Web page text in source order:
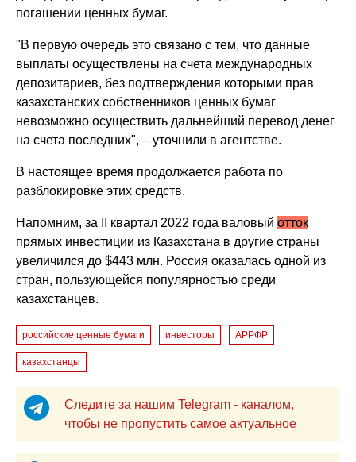
погашении ценных бумаг.
"В первую очередь это связано с тем, что данные
выплаты осуществлены на счета международных
депозитариев, без подтверждения которыми прав
казахстанских собственников ценных бумаг
невозможно осуществить дальнейший перевод денег
на счета последних", – уточнили в агентстве.
В настоящее время продолжается работа по
разблокировке этих средств.
Напомним, за II квартал 2022 года валовыйотток
прямых инвестиции из Казахстана в другие страны
увеличился до $443 млн. Россия оказалась одной из
стран, пользующейся популярностью среди
казахстанцев.
российские ценные бумаги инвесторы АРРФР
казахстанцы
Следите за нашим Telegram - каналом,
чтобы не пропустить самое актуальное